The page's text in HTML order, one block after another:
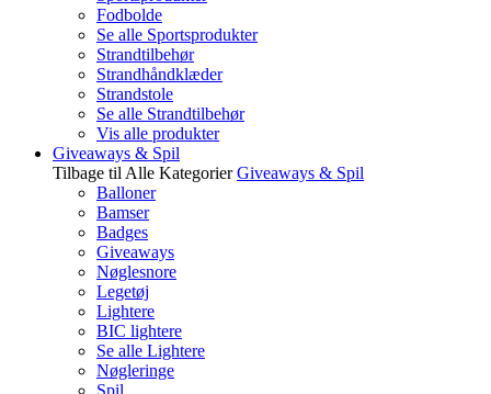
Fodbolde
Se alle Sportsprodukter
Strandtilbehør
Strandhåndklæder
Strandstole
Se alle Strandtilbehør
Vis alle produkter
Giveaways & Spil
Tilbage til Alle Kategorier Giveaways & Spil
Balloner
Bamser
Badges
Giveaways
Nøglesnore
Legetøj
Lightere
BIC lightere
Se alle Lightere
Nøgleringe
Spil